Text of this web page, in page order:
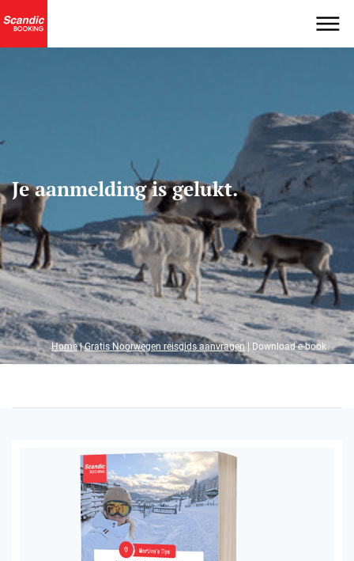
Je aanmelding is gelukt.
Home|Gratis Noorwegen reisgids aanvragen| Download e-book